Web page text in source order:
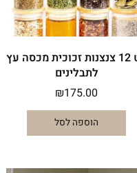
סט 12 צנצנות זכוכית מכסה עץ
לתבלינים
₪175.00
הוספה לסל